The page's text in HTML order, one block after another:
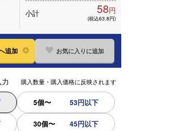
小計 58円
(税込63.8円)
追加 お気に入りに追加
購入数量・購入価格に反映されます
5個〜 53円以下
30個〜 45円以下